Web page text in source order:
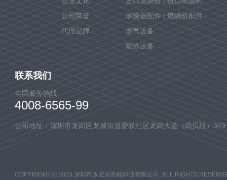
公司荣誉
代理品牌
燃烧器配件 | 燃烧机配件
燃气设备
喷涂设备
联系我们
全国服务热线
4008-6565-99
公司地址：深圳市龙岗区龙城街道爱联社区龙岗大道（岗贝段）343
COPYRIGHT © 2023 深圳市永宏光热能科技有限公司 ALL RIGHTS